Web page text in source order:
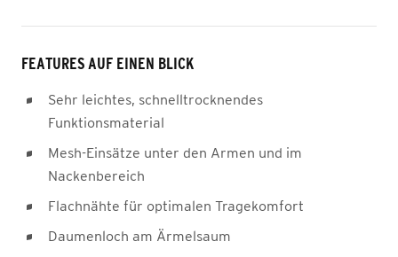
FEATURES AUF EINEN BLICK
Sehr leichtes, schnelltrocknendes
Funktionsmaterial
Mesh-Einsätze unter den Armen und im
Nackenbereich
Flachnähte für optimalen Tragekomfort
Daumenloch am Ärmelsaum